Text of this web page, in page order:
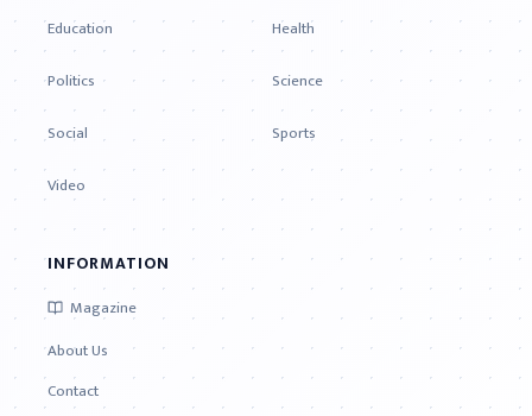
Education
Health
Politics
Science
Social
Sports
Video
INFORMATION
Magazine
About Us
Contact